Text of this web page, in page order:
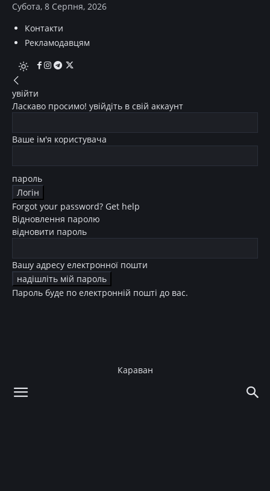
Субота, 8 Серпня, 2026
Контакти
Рекламодавцям
увійти
Ласкаво просимо! увійдіть в свій аккаунт
Ваше ім'я користувача
пароль
Forgot your password? Get help
Відновлення паролю
відновити пароль
Вашу адресу електронної пошти
Пароль буде по електронній пошті до вас.
Караван